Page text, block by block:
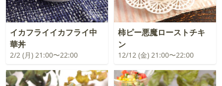
イカフライイカフライ中
華丼
2/2 (月) 21:00〜22:00
柿ピー悪魔ローストチキ
ン
12/12 (金) 21:00〜22:00